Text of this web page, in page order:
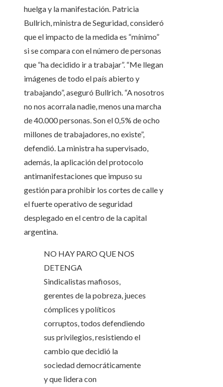
huelga y la manifestación. Patricia
Bullrich, ministra de Seguridad, consideró
que el impacto de la medida es “mínimo”
si se compara con el número de personas
que “ha decidido ir a trabajar”. “Me llegan
imágenes de todo el país abierto y
trabajando”, aseguró Bullrich. “A nosotros
no nos acorrala nadie, menos una marcha
de 40.000 personas. Son el 0,5% de ocho
millones de trabajadores, no existe”,
defendió. La ministra ha supervisado,
además, la aplicación del protocolo
antimanifestaciones que impuso su
gestión para prohibir los cortes de calle y
el fuerte operativo de seguridad
desplegado en el centro de la capital
argentina.
NO HAY PARO QUE NOS
DETENGA
Sindicalistas mafiosos,
gerentes de la pobreza, jueces
cómplices y políticos
corruptos, todos defendiendo
sus privilegios, resistiendo el
cambio que decidió la
sociedad democráticamente
y que lidera con